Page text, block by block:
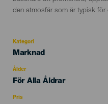
den atmosfär som är typisk för
Kategori
Categoría
evento
Marknad
Ålder
Edad
För Alla Åldrar
Pris